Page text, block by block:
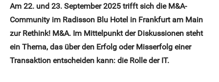
Am 22. und 23. September 2025 trifft sich die M&A-
Community im Radisson Blu Hotel in Frankfurt am Main
zur Rethink! M&A. Im Mittelpunkt der Diskussionen steht
ein Thema, das über den Erfolg oder Misserfolg einer
Transaktion entscheiden kann: die Rolle der IT.